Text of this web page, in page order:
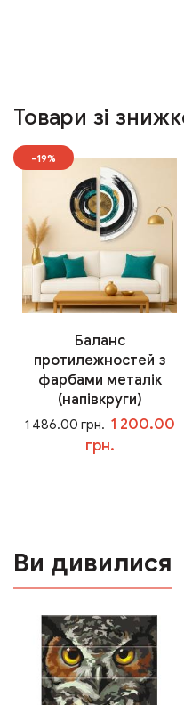
Товари зі
-19%
Баланс
протилежностей з
фарбами металік
(напівкруги)
1 486.00 грн. 1 200.00
грн.
Ви дивилися